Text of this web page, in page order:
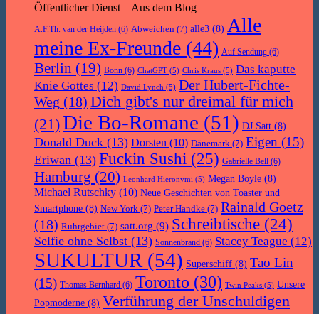
Öffentlicher Dienst – Aus dem Blog
A.F.Th. van der Heijden (6) Abweichen (7) alle3 (8) Alle
meine Ex-Freunde (44) Auf Sendung (6)
Berlin (19) Bonn (6) ChatGPT (5) Chris Kraus (5) Das kaputte
Knie Gottes (12) David Lynch (5) Der Hubert-Fichte-
Weg (18) Dich gibt's nur dreimal für mich
(21)Die Bo-Romane (51) DJ Satt (8)
Donald Duck (13) Dorsten (10) Dänemark (7) Eigen (15)
Eriwan (13) Fuckin Sushi (25) Gabrielle Bell (6)
Hamburg (20) Leonhard Hieronymi (5) Megan Boyle (8)
Michael Rutschky (10) Neue Geschichten von Toaster und
Smartphone (8) New York (7) Peter Handke (7) Rainald Goetz
(18) Ruhrgebiet (7) satt.org (9) Schreibtische (24)
Selfie ohne Selbst (13) Sonnenbrand (6) Stacey Teague (12)
SUKULTUR (54) Superschiff (8) Tao Lin
(15) Thomas Bernhard (6) Toronto (30) Twin Peaks (5) Unsere
Popmoderne (8) Verführung der Unschuldigen